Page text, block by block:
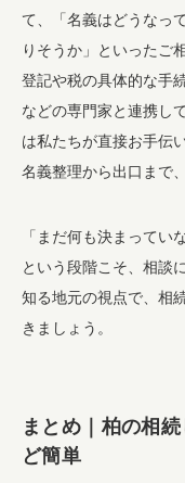
て、「名義はどうなっ
りそうか」といったご
登記や税の具体的な手
などの専門家と連携し
は私たちが直接お手伝
名義整理から出口まで
「まだ何も決まってい
という段階こそ、相談
知る地元の視点で、相
きましょう。
まとめ｜柏の相
ど簡単